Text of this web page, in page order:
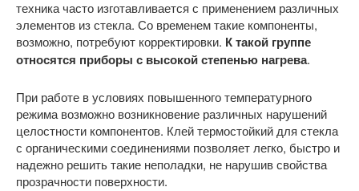
техника часто изготавливается с применением различных
элементов из стекла. Со временем такие компоненты,
возможно, потребуют корректировки. К такой группе
относятся приборы с высокой степенью нагрева.
При работе в условиях повышенного температурного
режима возможно возникновение различных нарушений
целостности компонентов. Клей термостойкий для стекла
с органическими соединениями позволяет легко, быстро и
надежно решить такие неполадки, не нарушив свойства
прозрачности поверхности.